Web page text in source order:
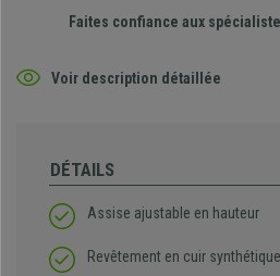
Faites confiance aux
Voir description détaillée
DÉTAILS
Assise ajustable en hauteur
Revêtement en cuir